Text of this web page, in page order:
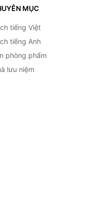
MỤC
tiếng Việt
tiếng Anh
phòng phẩm
lưu niệm